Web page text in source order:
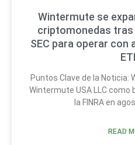
Wintermute se
criptomonedas tras
SEC para operar con
Puntos Clave de la Noticia:
Wintermute USA LLC como
la FINRA en
READ